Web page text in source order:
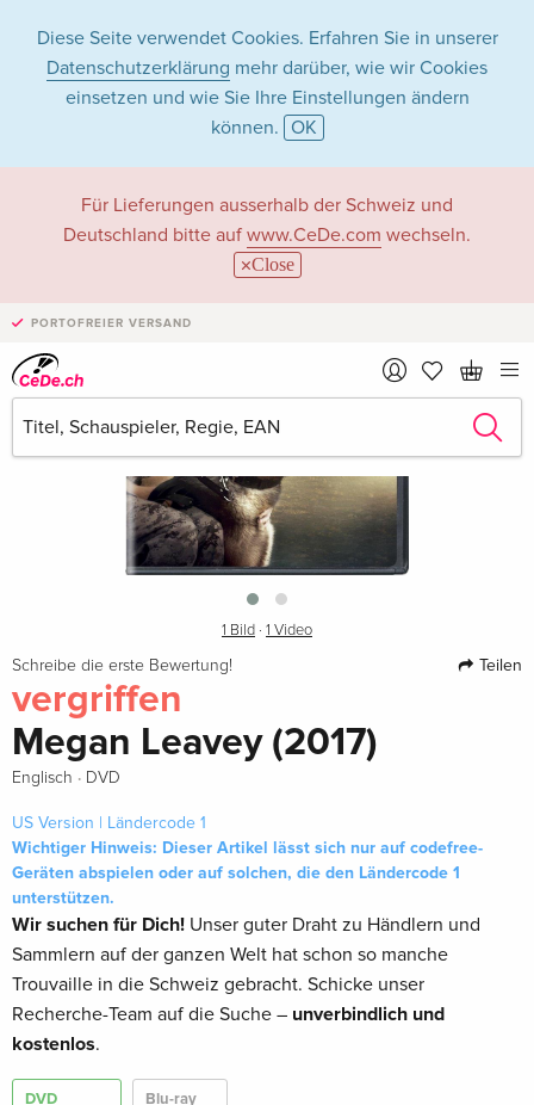
Diese Seite verwendet Cookies. Erfahren Sie in unserer
Datenschutzerklärung mehr darüber, wie wir Cookies
einsetzen und wie Sie Ihre Einstellungen ändern
können. OK
Für Lieferungen ausserhalb der Schweiz und
Deutschland bitte auf www.CeDe.com wechseln.
Close
PORTOFREIER VERSAND
›
1 Bild · 1 Video
Schreibe die erste Bewertung! Teilen
vergriffen
Megan Leavey (2017)
Englisch · DVD
US Version | Ländercode 1
Wichtiger Hinweis: Dieser Artikel lässt sich nur auf codefree-
Geräten abspielen oder auf solchen, die den Ländercode 1
unterstützen.
Wir suchen für Dich! Unser guter Draht zu Händlern und
Sammlern auf der ganzen Welt hat schon so manche
Trouvaille in die Schweiz gebracht. Schicke unser
Recherche-Team auf die Suche – unverbindlich und
kostenlos.
DVD Blu-ray